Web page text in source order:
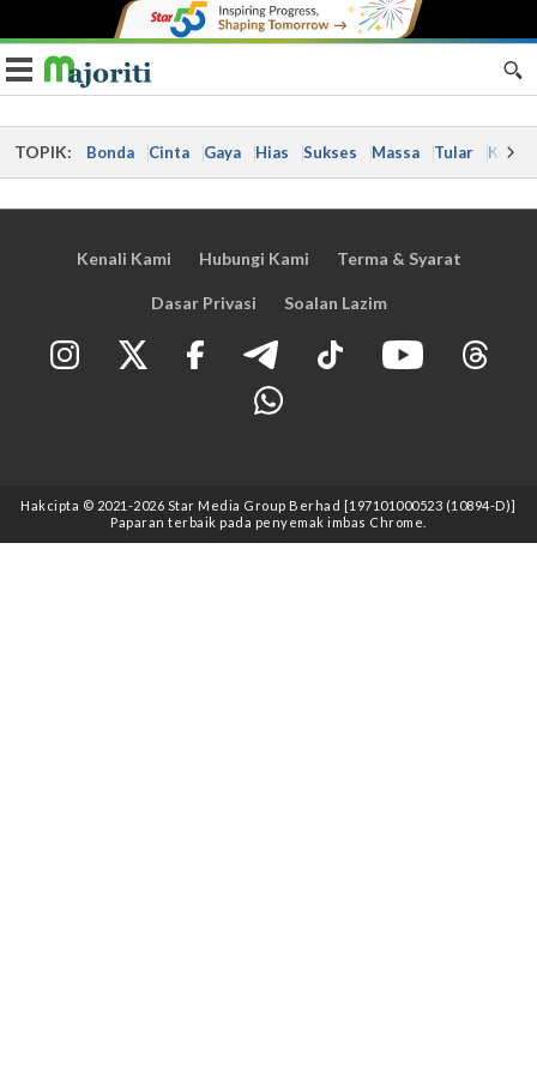
Toggle navigation
TOPIK: Bonda Cinta Gaya Hias Sukses Massa Tular Kes
Kenali Kami Hubungi Kami Terma & Syarat
Dasar Privasi Soalan Lazim
Hakcipta © 2021 -2026 Star Media Group Berhad [197101000523 (10894-D)]
Paparan terbaik pada penyemak imbas Chrome.